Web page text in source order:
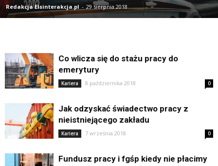
Redakcja Elsinterakcja.pl - 29 sierpnia 2018
Co wlicza się do stażu pracy do
emerytury
Kariera 8 października 2018 0
Jak odzyskać świadectwo pracy z
nieistniejącego zakładu
Kariera 7 września 2018 0
Fundusz pracy i fgśp kiedy nie płacimy